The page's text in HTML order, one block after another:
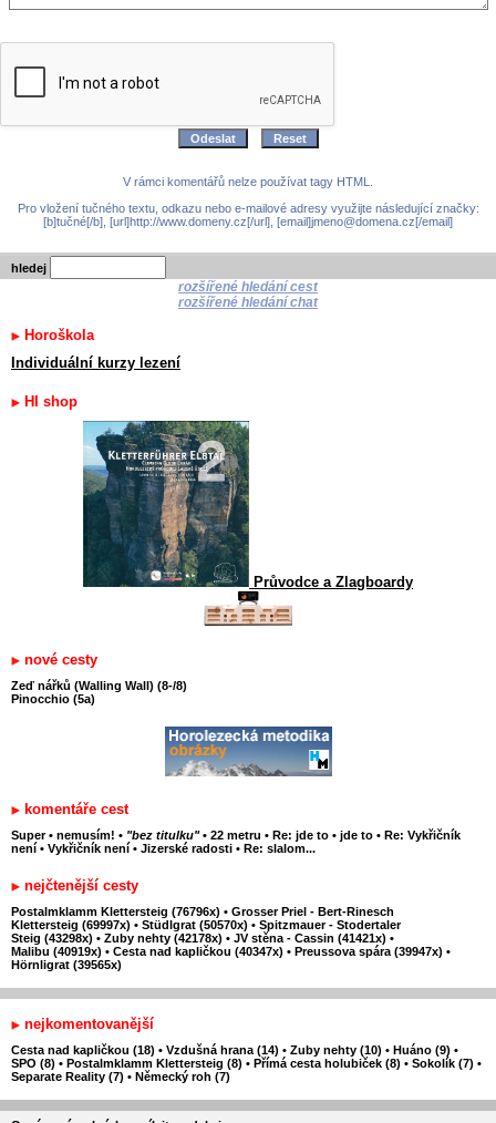
V rámci komentářů nelze používat tagy HTML.
Pro vložení tučného textu, odkazu nebo e-mailové adresy využijte následující značky:
[b]tučné[/b], [url]http://www.domeny.cz[/url], [email]jmeno@domena.cz[/email]
hledej
rozšířené hledání cest
rozšířené hledání chat
Horoškola
Individuální kurzy lezení
HI shop
Průvodce a Zlagboardy
nové cesty
Zeď nářků (Walling Wall) (8-/8)
Pinocchio (5a)
komentáře cest
Super • nemusím! • "bez titulku" • 22 metru • Re: jde to • jde to • Re: Vykřičník
není • Vykřičník není • Jizerské radosti • Re: slalom...
nejčtenější cesty
Postalmklamm Klettersteig (76796x) • Grosser Priel - Bert-Rinesch
Klettersteig (69997x) • Stüdlgrat (50570x) • Spitzmauer - Stodertaler
Steig (43298x) • Zuby nehty (42178x) • JV stěna - Cassin (41421x) •
Malibu (40919x) • Cesta nad kapličkou (40347x) • Preussova spára (39947x) •
Hörnligrat (39565x)
nejkomentovanější
Cesta nad kapličkou (18) • Vzdušná hrana (14) • Zuby nehty (10) • Huáno (9) •
SPO (8) • Postalmklamm Klettersteig (8) • Přímá cesta holubiček (8) • Sokolík (7) •
Separate Reality (7) • Německý roh (7)